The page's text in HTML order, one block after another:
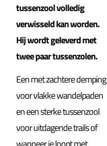
tussenzool volledig
verwisseld kan worden.
Hij wordt geleverd met
twee paar tussenzolen.
Een met zachtere demping
voor vlakke wandelpaden
en een sterke tussenzool
voor uitdagende trails of